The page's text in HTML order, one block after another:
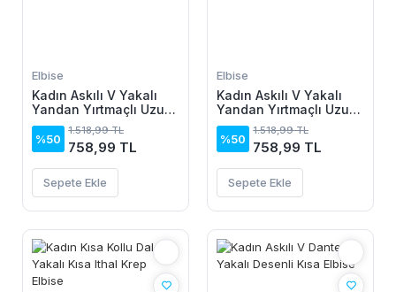
Elbise
Kadın Askılı V Yakalı
Yandan Yırtmaçlı Uzun
Viskon Elbise
%50
1.518,99 TL
758,99 TL
Sepete Ekle
Elbise
Kadın Askılı V Yakalı
Yandan Yırtmaçlı Uzun
Viskon Elbise
%50
1.518,99 TL
758,99 TL
Sepete Ekle